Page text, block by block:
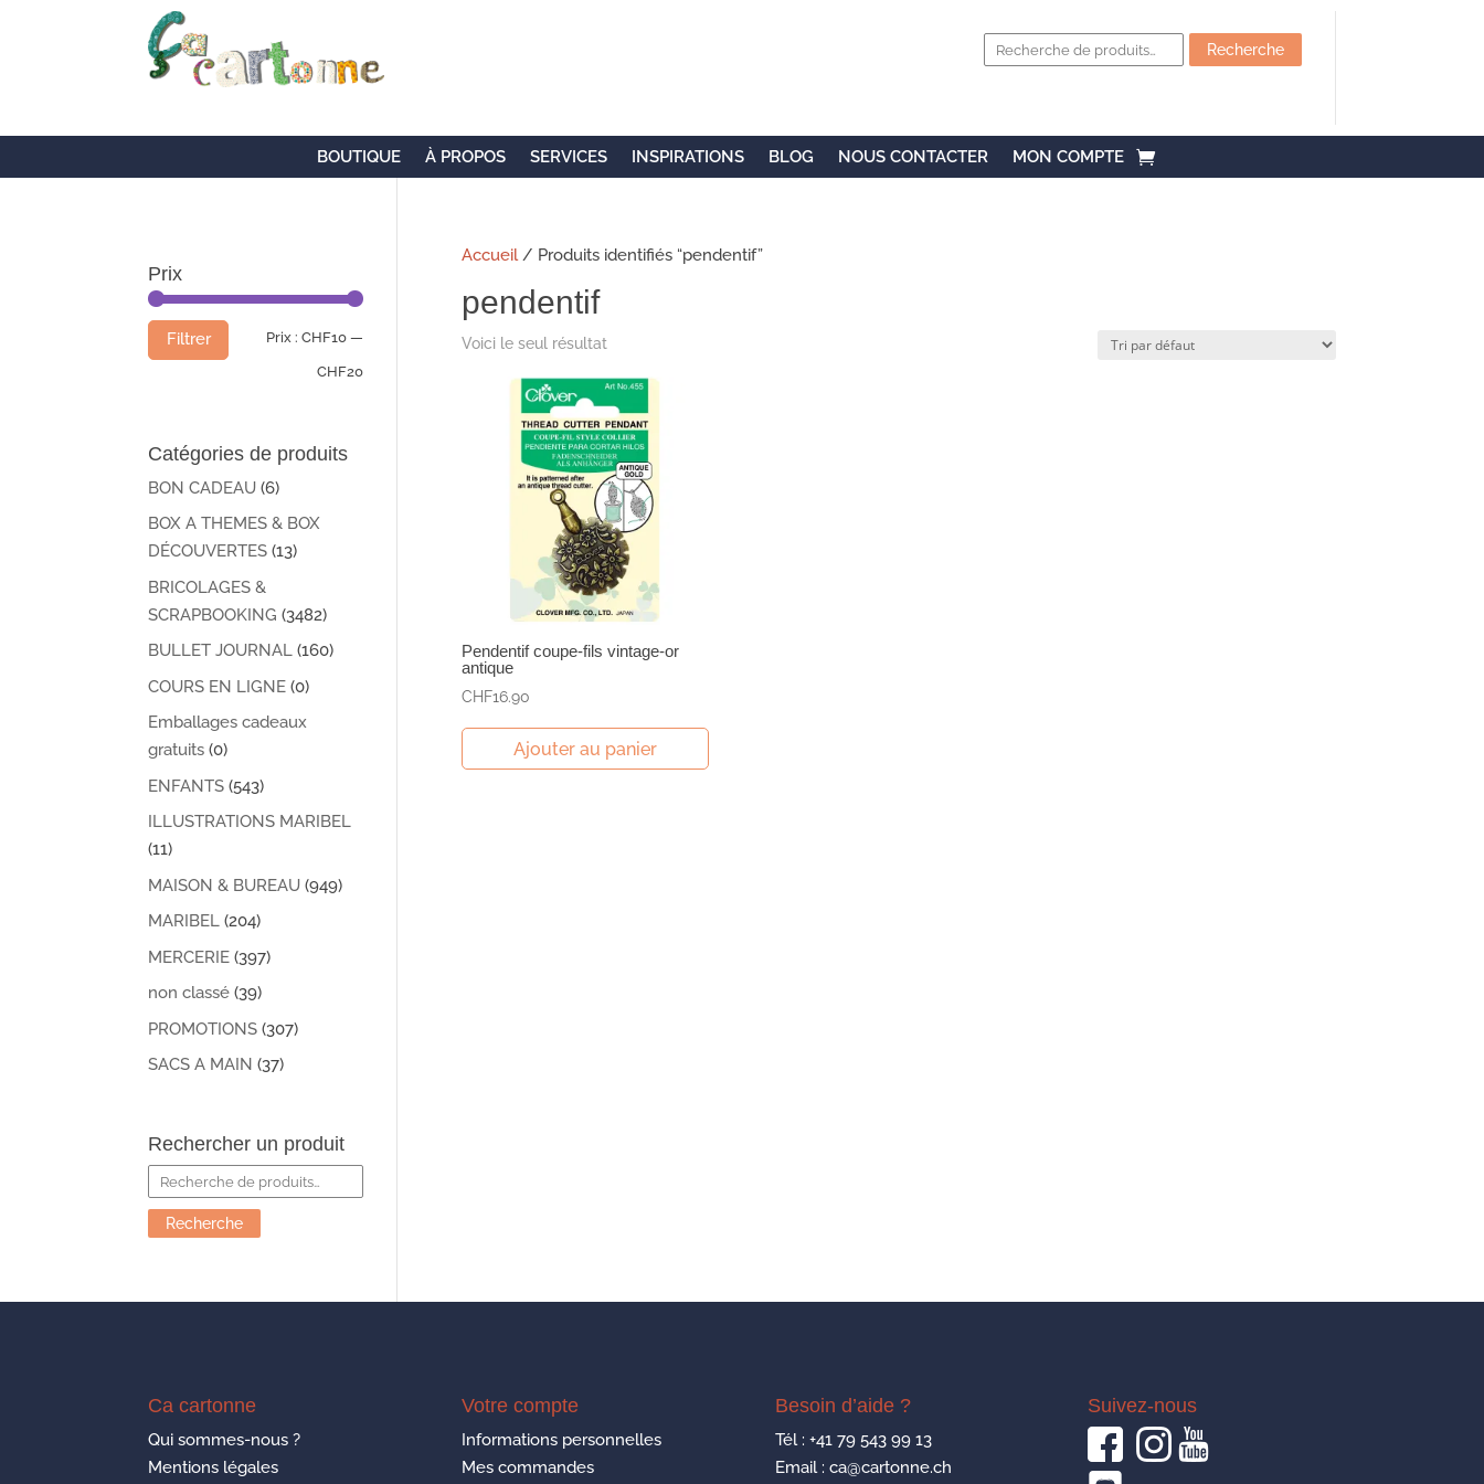
pour :
Recherche
BOUTIQUE À PROPOS SERVICES INSPIRATIONS BLOG NOUS CONTACTER MON COMPTE
Accueil/ Produits identifiés “pendentif”
pendentif
Voici le seul résultat
Pendentif coupe-fils vintage-or
antique
CHF16.90
Ajouter au panier
Prix
Prix
min
Prix
max
Filtrer Prix : CHF10—
CHF20
Catégories de produits
BON CADEAU (6)
BOX A THEMES & BOX
DÉCOUVERTES (13)
BRICOLAGES &
SCRAPBOOKING (3482)
BULLET JOURNAL (160)
COURS EN LIGNE (0)
Emballages cadeaux
gratuits (0)
ENFANTS (543)
ILLUSTRATIONS MARIBEL
(11)
MAISON & BUREAU (949)
MARIBEL (204)
MERCERIE (397)
non classé (39)
PROMOTIONS (307)
SACS A MAIN (37)
Rechercher un produit
Recherche
pour :
Recherche
Ca cartonne
Qui sommes-nous ?
Mentions légales
Votre compte
Informations personnelles
Mes commandes
Besoin d’aide ?
Tél : +41 79 543 99 13
Email : ca@cartonne.ch
Suivez-nous